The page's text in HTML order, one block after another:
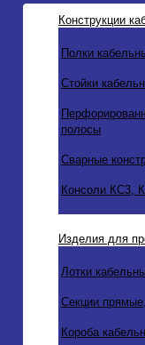
Конструкции
Полки
Стойки
полосы
Сварные
Консоли КС3,
Изделия для
Лотки
Секции
Короба